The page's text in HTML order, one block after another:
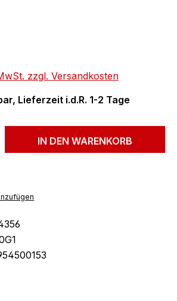
zzgl. Versandkosten
Lieferzeit i.d.R. 1-2 Tage
Gib den
IN DEN WARENKORB